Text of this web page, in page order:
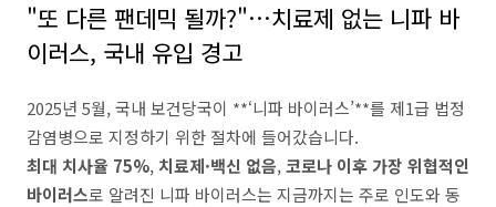
"또 다른 팬데믹 될까?"…치료제 없는 니파 바
이러스, 국내 유입 경고
2025년 5월, 국내 보건당국이 **‘니파 바이러스’**를 제1급 법정
감염병으로 지정하기 위한 절차에 들어갔습니다.
최대 치사율 75%, 치료제·백신 없음,코로나 이후 가장 위협적인
바이러스로 알려진 니파 바이러스는 지금까지는 주로 인도와 동